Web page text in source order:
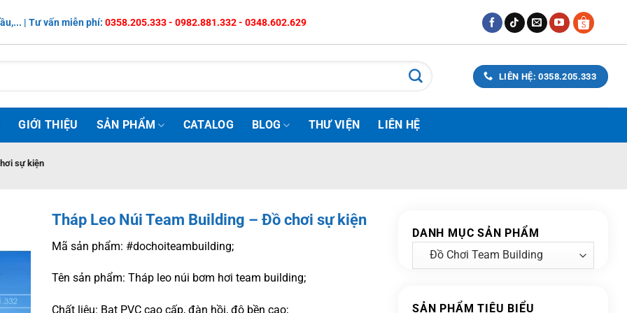
| Tư vấn miễn phí: 0358.205.333 - 0982.881.332 - 0348.602.629
LIÊN HỆ: 0358.205.333
GIỚI THIỆU SẢN PHẨM CATALOG BLOG THƯ VIỆN LIÊN HỆ
sự kiện
Tháp Leo Núi Team Building – Đồ chơi sự kiện
Mã sản phẩm: #dochoiteambuilding;
Tên sản phẩm: Tháp leo núi bơm hơi team building;
Chất liệu: Bạt PVC cao cấp, đàn hồi, độ bền cao;
DANH MỤC SẢN PHẨM
SẢN PHẨM TIÊU BIỂU